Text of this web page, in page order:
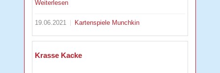
Weiterlesen
19.06.2021 Kartenspiele Munchkin
Krasse Kacke